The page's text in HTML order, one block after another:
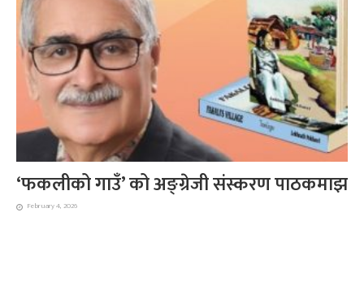
‘फकलीको गाउँ’ को अङ्ग्रेजी संस्करण पाठकमाझ
February 4, 2026